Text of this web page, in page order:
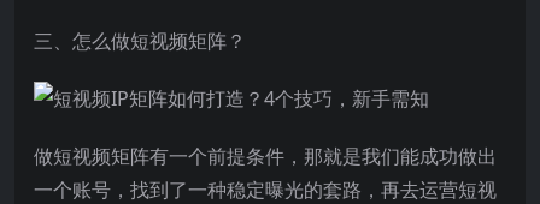
三、怎么做短视频矩阵？
做短视频矩阵有一个前提条件，那就是我们能成功做出
一个账号，找到了一种稳定曝光的套路，再去运营短视